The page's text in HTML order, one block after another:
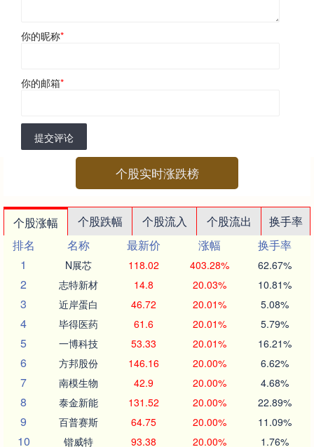
你的昵称*
你的邮箱*
提交评论
个股实时涨跌榜
个股涨幅 个股跌幅 个股流入 个股流出
换手率
排名
名称 最新价 涨幅
换手率
1
N展芯 118.02 403.28% 62.67%
2 志特新材 14.8 20.03% 10.81%
3 近岸蛋白 46.72 20.01% 5.08%
4 毕得医药 61.6 20.01% 5.79%
5 一博科技 53.33 20.01% 16.21%
6 方邦股份 146.16 20.00% 6.62%
7 南模生物 42.9 20.00% 4.68%
8 泰金新能 131.52 20.00% 22.89%
9 百普赛斯 64.75 20.00% 11.09%
10 锴威特 93.38 20.00% 1.76%